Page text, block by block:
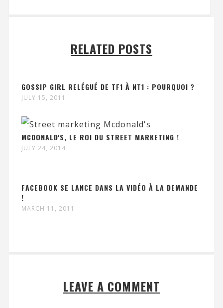
RELATED POSTS
GOSSIP GIRL RELÉGUÉ DE TF1 À NT1 : POURQUOI ?
JULY 15, 2011
MCDONALD'S, LE ROI DU STREET MARKETING !
JULY 24, 2014
FACEBOOK SE LANCE DANS LA VIDÉO À LA DEMANDE
!
MARCH 11, 2011
LEAVE A COMMENT